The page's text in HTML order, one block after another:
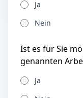
Ja
Nein
Ist es für Sie
genannten
Ja